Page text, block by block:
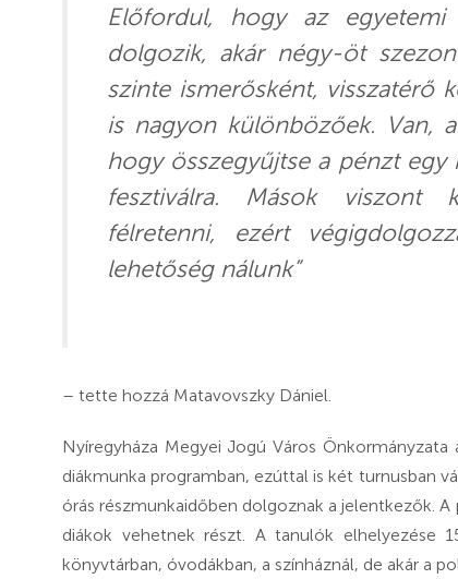
Előfordul, hogy az
dolgozik, akár négy-öt
szinte ismerősként, visszatérő
is nagyon különbözőek. Van,
hogy összegyűjtse a pénzt egy
fesztiválra. Mások viszont
félretenni, ezért
lehetőség nálunk”
– tette hozzá Matavovszky Dániel.
Nyíregyháza Megyei Jogú Város
diákmunka programban, ezúttal is két turnusban
órás részmunkaidőben dolgoznak a jelentkezők.
diákok vehetnek részt. A tanulók elhelyezése
könyvtárban, óvodákban, a színháznál, de akár a